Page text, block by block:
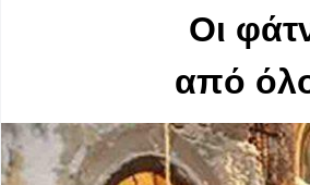
Οι
από